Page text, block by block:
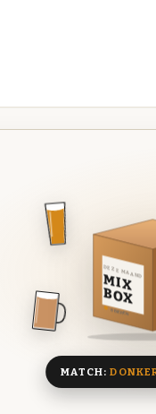
DEZE MAAND
MIX
BOX
8 BIEREN
MATCH: